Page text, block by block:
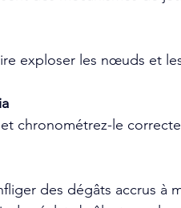
exploser les nœuds et
chronométrez-le
des dégâts accrus à